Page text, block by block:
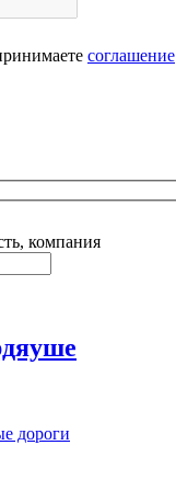
соглашение
компания
дороги